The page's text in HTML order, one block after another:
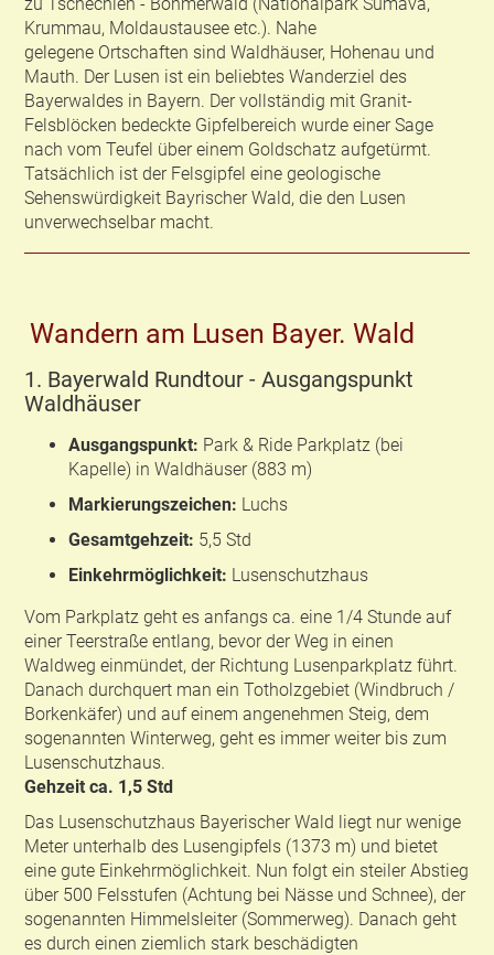
Krummau, Moldaustausee etc.). Nahe
gelegene Ortschaften sind Waldhäuser, Hohenau und
Mauth. Der Lusen ist ein beliebtes Wanderziel des
Bayerwaldes in Bayern. Der vollständig mit Granit-
Felsblöcken bedeckte Gipfelbereich wurde einer Sage
nach vom Teufel über einem Goldschatz aufgetürmt.
Tatsächlich ist der Felsgipfel eine geologische
Sehenswürdigkeit Bayrischer Wald, die den Lusen
unverwechselbar macht.
Wandern am Lusen Bayer. Wald
1. Bayerwald Rundtour - Ausgangspunkt
Waldhäuser
Ausgangspunkt: Park & Ride Parkplatz (bei
Kapelle) in Waldhäuser (883 m)
Markierungszeichen: Luchs
Gesamtgehzeit: 5,5 Std
Einkehrmöglichkeit: Lusenschutzhaus
Vom Parkplatz geht es anfangs ca. eine 1/4 Stunde auf
einer Teerstraße entlang, bevor der Weg in einen
Waldweg einmündet, der Richtung Lusenparkplatz führt.
Danach durchquert man ein Totholzgebiet (Windbruch /
Borkenkäfer) und auf einem angenehmen Steig, dem
sogenannten Winterweg, geht es immer weiter bis zum
Lusenschutzhaus.
Gehzeit ca. 1,5 Std
Das Lusenschutzhaus Bayerischer Wald liegt nur wenige
Meter unterhalb des Lusengipfels (1373 m) und bietet
eine gute Einkehrmöglichkeit. Nun folgt ein steiler Abstieg
über 500 Felsstufen (Achtung bei Nässe und Schnee), der
sogenannten Himmelsleiter (Sommerweg). Danach geht
es durch einen ziemlich stark beschädigten